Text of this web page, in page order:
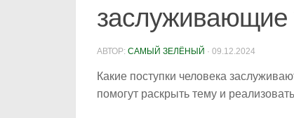
заслуживающие
АВТОР: САМЫЙ ЗЕЛЁНЫЙ · 09.12.2024
Какие поступки человека
помогут раскрыть тему и